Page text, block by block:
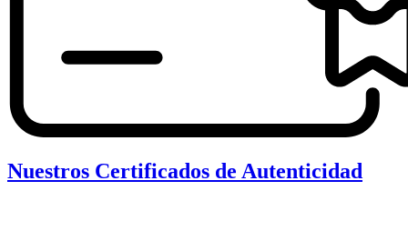
Nuestros Certificados de Autenticidad